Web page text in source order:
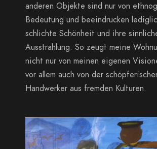
anderen Objekte sind nur von
Bedeutung und beeindrucken
schlichte Schönheit und ihre
Ausstrahlung. So zeugt meine
nicht nur von meinen eigenen
vor allem auch von der
Handwerker aus fremden Kulturen.